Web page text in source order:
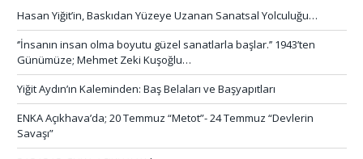
Hasan Yiğit’in, Baskıdan Yüzeye Uzanan Sanatsal Yolculuğu…
‘’İnsanın insan olma boyutu güzel sanatlarla başlar.’’ 1943’ten
Günümüze; Mehmet Zeki Kuşoğlu…
Yiğit Aydın’ın Kaleminden: Baş Belaları ve Başyapıtları
ENKA Açıkhava’da; 20 Temmuz “Metot”- 24 Temmuz “Devlerin
Savaşı”